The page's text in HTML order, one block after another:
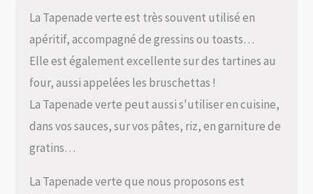
La Tapenade verte est très souvent utilisé en
apéritif, accompagné de gressins ou toasts…
Elle est également excellente sur des tartines au
four, aussi appelées les bruschettas !
La Tapenade verte peut aussi s'utiliser en cuisine,
dans vos sauces, sur vos pâtes, riz, en garniture de
gratins…
La Tapenade verte que nous proposons est